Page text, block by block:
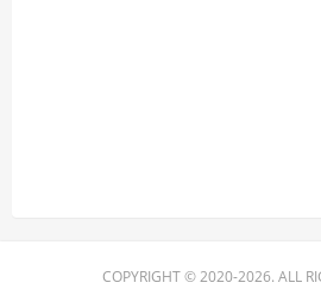
COPYRIGHT © 2020-2026. ALL